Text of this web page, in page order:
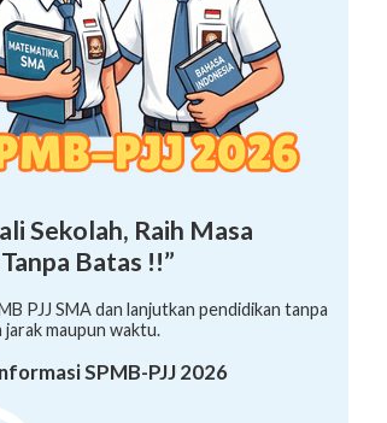
Sekolah, Raih Masa
Batas !!”
PJJ SMA dan lanjutkan pendidikan tanpa
maupun waktu.
SPMB-PJJ 2026